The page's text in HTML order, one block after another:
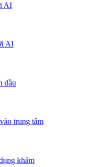
AI
AI
dầu
trung tâm
khảm